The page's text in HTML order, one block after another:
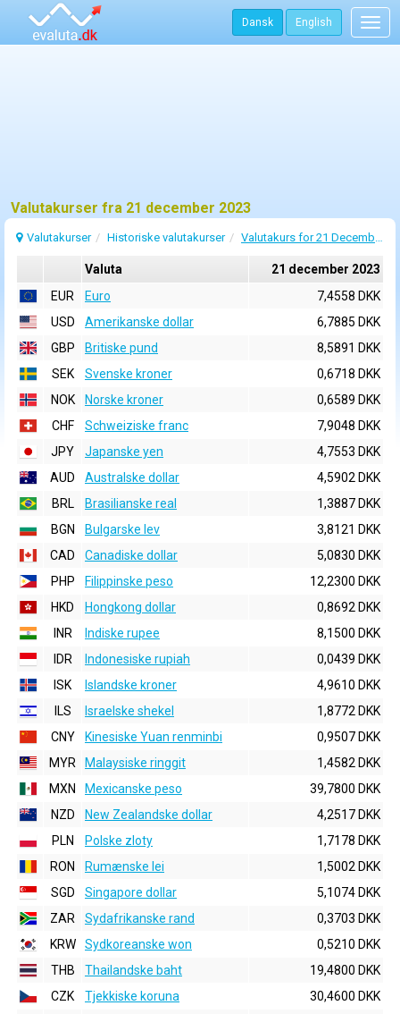
Dansk English
Valutakurser fra 21 december 2023
Valutakurser Historiske valutakurser Valutakurs for 21 December 2023
Valuta
21 december 2023
EUR
Euro
7,4558 DKK
USD
Amerikanske dollar
6,7885 DKK
GBP
Britiske pund
8,5891 DKK
SEK
Svenske kroner
0,6718 DKK
NOK
Norske kroner
0,6589 DKK
CHF
Schweiziske franc
7,9048 DKK
JPY
Japanske yen
4,7553 DKK
AUD
Australske dollar
4,5902 DKK
BRL
Brasilianske real
1,3887 DKK
BGN
Bulgarske lev
3,8121 DKK
CAD
Canadiske dollar
5,0830 DKK
PHP
Filippinske peso
12,2300 DKK
HKD
Hongkong dollar
0,8692 DKK
INR
Indiske rupee
8,1500 DKK
IDR
Indonesiske rupiah
0,0439 DKK
ISK
Islandske kroner
4,9610 DKK
ILS
Israelske shekel
1,8772 DKK
CNY
Kinesiske Yuan renminbi
0,9507 DKK
MYR
Malaysiske ringgit
1,4582 DKK
MXN
Mexicanske peso
39,7800 DKK
NZD
New Zealandske dollar
4,2517 DKK
PLN
Polske zloty
1,7178 DKK
RON
Rumænske lei
1,5002 DKK
SGD
Singapore dollar
5,1074 DKK
ZAR
Sydafrikanske rand
0,3703 DKK
KRW
Sydkoreanske won
0,5210 DKK
THB
Thailandske baht
19,4800 DKK
CZK
Tjekkiske koruna
30,4600 DKK